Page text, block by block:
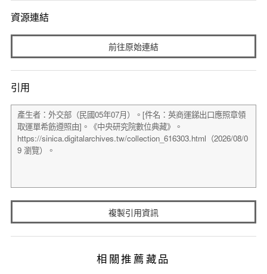
資源連結
前往原始連結
引用
複製引用資訊
相關推薦藏品